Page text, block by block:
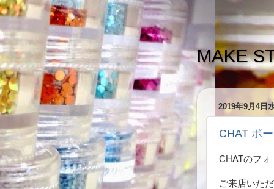
MAKE
2019年9月4日
CHAT ポ
CHATのフォ
ご来店いた